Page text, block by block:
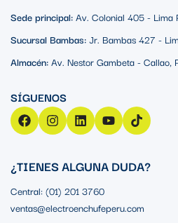
Sede principal:Av. Colonial 405 - Lima
Sucursal Bambas:Jr. Bambas 427 -
Almacén:Av. Nestor Gambeta - Callao,
¿TIENES ALGUNA DUDA?
Central: (01) 201 3760
ventas@electroenchufeperu.com